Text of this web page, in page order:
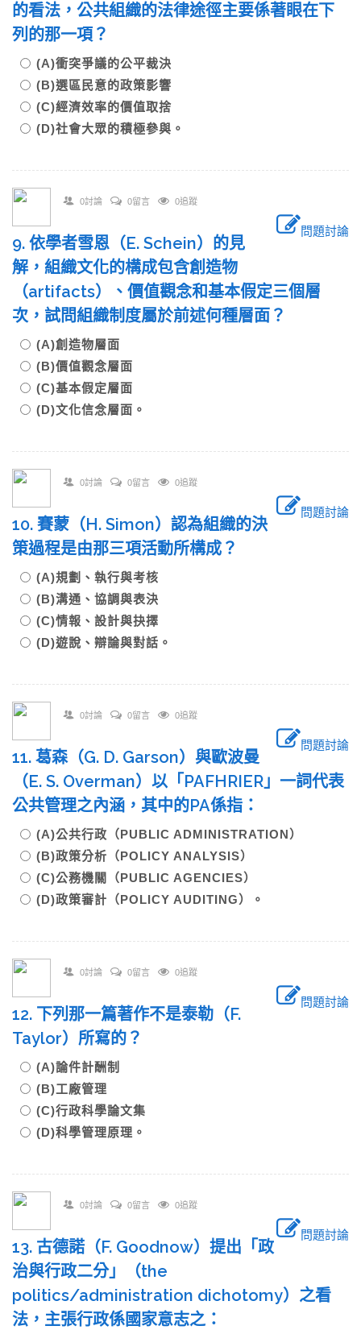
的看法，公共組織的法律途徑主要係著眼在下
列的那一項？
(A)衝突爭議的公平裁決
(B)選區民意的政策影響
(C)經濟效率的價值取捨
(D)社會大眾的積極參與。
0討論 0留言 0追蹤
問題討論
9. 依學者雪恩（E. Schein）的見
解，組織文化的構成包含創造物
（artifacts）、價值觀念和基本假定三個層
次，試問組織制度屬於前述何種層面？
(A)創造物層面
(B)價值觀念層面
(C)基本假定層面
(D)文化信念層面。
0討論 0留言 0追蹤
問題討論
10. 賽蒙（H. Simon）認為組織的決
策過程是由那三項活動所構成？
(A)規劃、執行與考核
(B)溝通、協調與表決
(C)情報、設計與抉擇
(D)遊說、辯論與對話。
0討論 0留言 0追蹤
問題討論
11. 葛森（G. D. Garson）與歐波曼
（E. S. Overman）以「PAFHRIER」一詞代表
公共管理之內涵，其中的PA係指：
(A)公共行政（PUBLIC ADMINISTRATION）
(B)政策分析（POLICY ANALYSIS）
(C)公務機關（PUBLIC AGENCIES）
(D)政策審計（POLICY AUDITING）。
0討論 0留言 0追蹤
問題討論
12. 下列那一篇著作不是泰勒（F.
Taylor）所寫的？
(A)論件計酬制
(B)工廠管理
(C)行政科學論文集
(D)科學管理原理。
0討論 0留言 0追蹤
問題討論
13. 古德諾（F. Goodnow）提出「政
治與行政二分」（the
politics/administration dichotomy）之看
法，主張行政係國家意志之：